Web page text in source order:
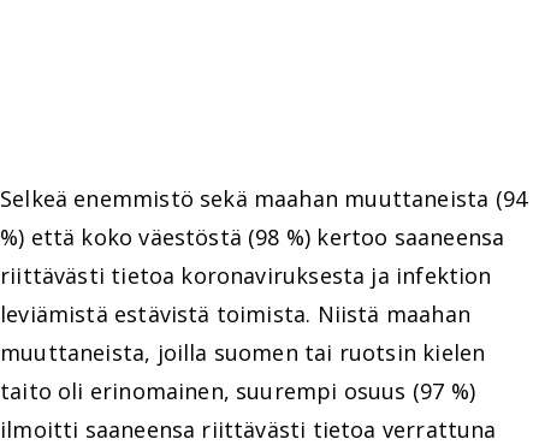
Selkeä enemmistö sekä maahan muuttaneista (94
%) että koko väestöstä (98 %) kertoo saaneensa
riittävästi tietoa koronaviruksesta ja infektion
leviämistä estävistä toimista. Niistä maahan
muuttaneista, joilla suomen tai ruotsin kielen
taito oli erinomainen, suurempi osuus (97 %)
ilmoitti saaneensa riittävästi tietoa verrattuna